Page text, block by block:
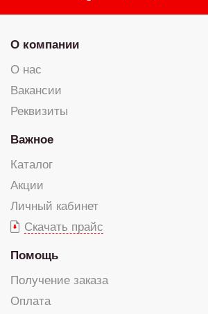
О компании
О нас
Вакансии
Реквизиты
Важное
Каталог
Акции
Личный кабинет
Скачать прайс
Помощь
Получение заказа
Оплата